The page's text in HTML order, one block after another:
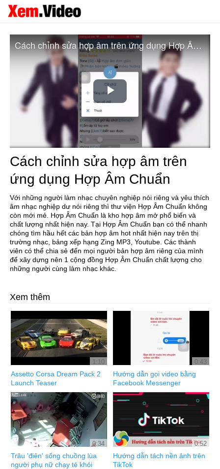
Play
Video
Cách chỉnh sửa hợp âm trên ứng dụng Hợp Âm Chuẩn
Cách chỉnh sửa hợp âm trên
ứng dụng Hợp Âm Chuẩn
Với những người làm nhạc chuyên nghiệp nói riêng và yêu thích
âm nhạc nghiệp dư nói riêng thì thư viện Hợp Âm Chuẩn không
còn mới mẻ. Hợp Âm Chuẩn là kho hợp âm mở phổ biến và
chất lượng nhất hiện nay. Tại Hợp Âm Chuẩn bạn có thể nhanh
chóng tìm hầu hết các bản hợp âm hot nhất hiện nay trên thị
trường nhạc, bảng xếp hạng Zing MP3, Youtube. Các thành
viên có thể chia sẻ đến mọi người bản hợp âm riêng của mình
để xây dựng nên 1 cộng đồng Hợp Âm Chuẩn chất lượng cho
những người cùng làm nhạc khác.
Xem thêm
1:10
Assetto Corsa Dream Pack 2
Launch Teaser
0:43
Hướng dẫn gọi video bằng
Facebook Messenger
0:34
Trâu 'điên' sổng chuồng lùa
người phụ nữ chạy té khói
0:52
Hướng dẫn tách nền ảnh trên
TikTok